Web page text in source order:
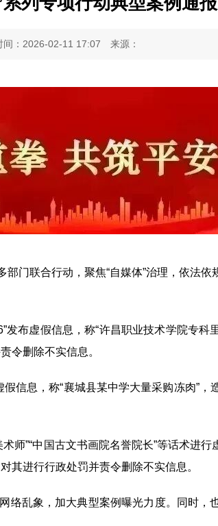
间：2026-02-11 17:07 来源：
门联合行动，聚焦“自媒体”治理，依法依
虚假信息，称“许昌职业技术学院专科
令删除不实信息。
息，称“襄城县某中学大量采购冻肉”，
”“中国古文书画院名誉院长”等话术进
其进行行政处罚并责令删除不实信息。
乱象，加大典型案例曝光力度。同时，